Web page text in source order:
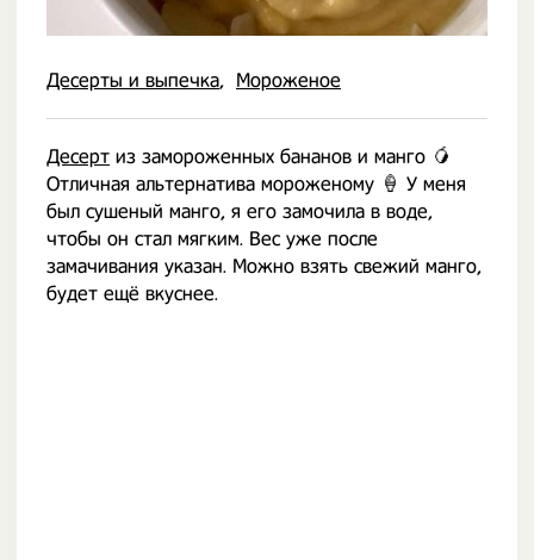
Десерты и выпечка Мороженое
Десерт из замороженных бананов и манго 🥭
Отличная альтернатива мороженому 🍦 У меня
был сушеный манго, я его замочила в воде,
чтобы он стал мягким. Вес уже после
замачивания указан. Можно взять свежий манго,
будет ещё вкуснее.